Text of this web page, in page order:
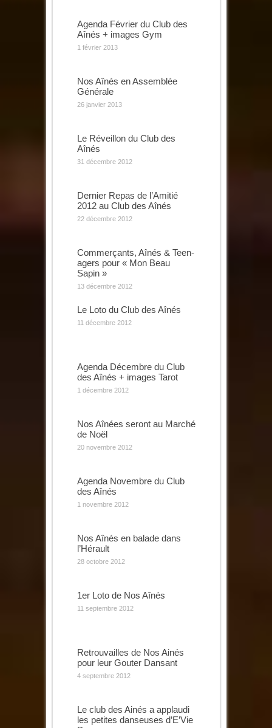
Agenda Février du Club des
Aînés + images Gym
1 février 2013
Nos Aînés en Assemblée
Générale
26 janvier 2013
Le Réveillon du Club des
Aînés
31 décembre 2012
Dernier Repas de l’Amitié
2012 au Club des Aînés
22 décembre 2012
Commerçants, Aînés & Teen-
agers pour « Mon Beau
Sapin »
13 décembre 2012
Le Loto du Club des Aînés
11 décembre 2012
Agenda Décembre du Club
des Aînés + images Tarot
1 décembre 2012
Nos Aînées seront au Marché
de Noël
20 novembre 2012
Agenda Novembre du Club
des Aînés
1 novembre 2012
Nos Aînés en balade dans
l’Hérault
28 octobre 2012
1er Loto de Nos Aînés
11 septembre 2012
Retrouvailles de Nos Ainés
pour leur Gouter Dansant
4 septembre 2012
Le club des Ainés a applaudi
les petites danseuses d’E’Vie